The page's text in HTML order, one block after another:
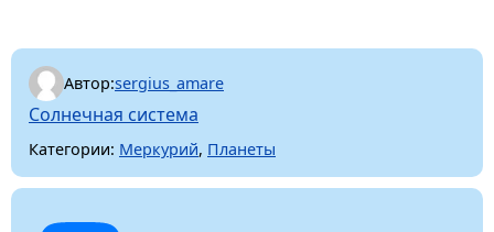
Автор:sergius_amare
Солнечная система
Категории: Меркурий, Планеты